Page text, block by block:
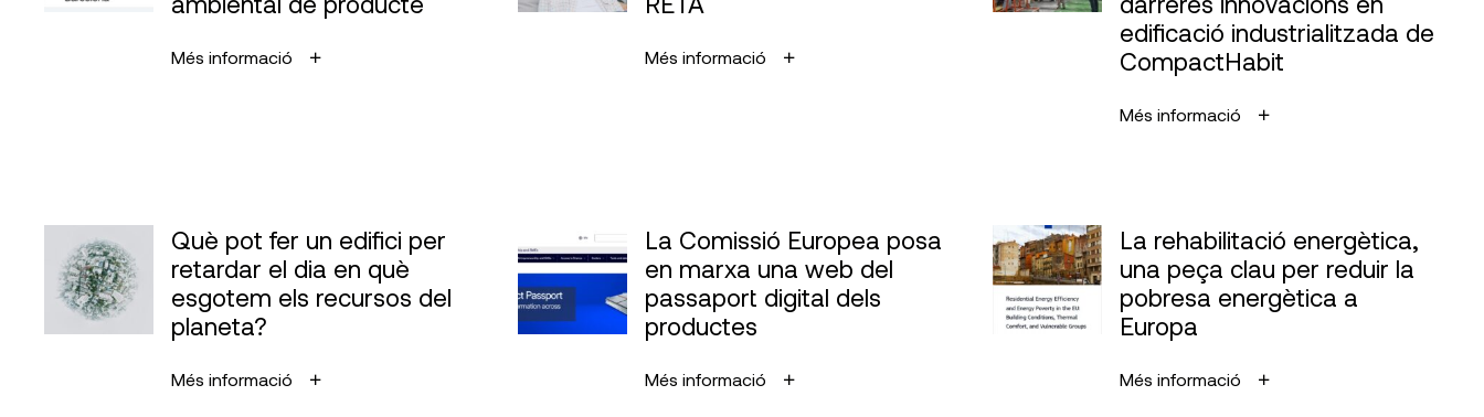
Més informació Més informació
edificació industrialitzada de
CompactHabit
Més informació
Què pot fer un edifici per
retardar el dia en què
esgotem els recursos del
planeta?
Més informació
La Comissió Europea posa
en marxa una web del
passaport digital dels
productes
Més informació
La rehabilitació energètica,
una peça clau per reduir la
pobresa energètica a
Europa
Més informació